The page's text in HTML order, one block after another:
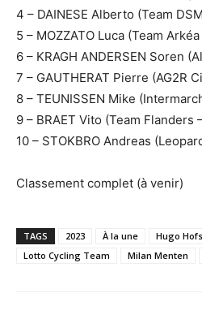
4 – DAINESE Alberto (Team
5 – MOZZATO Luca (Team
6 – KRAGH ANDERSEN Soren
7 – GAUTHERAT Pierre (AG2R
8 – TEUNISSEN Mike
9 – BRAET Vito (Team Flanders
10 – STOKBRO Andreas
Classement complet (à venir)
TAGS 2023 À la une Hugo
Lotto Cycling Team
Milan Menten